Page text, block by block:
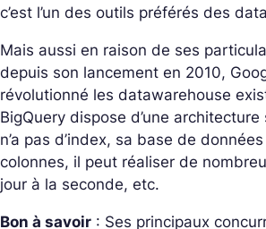
c’est l’un des outils préférés des
Mais aussi en raison de ses
depuis son lancement en 2010,
révolutionné les datawarehouse
BigQuery dispose d’une architecture
n’a pas d’index, sa base de
colonnes, il peut réaliser de
jour à la seconde, etc.
Bon à savoir : Ses principaux